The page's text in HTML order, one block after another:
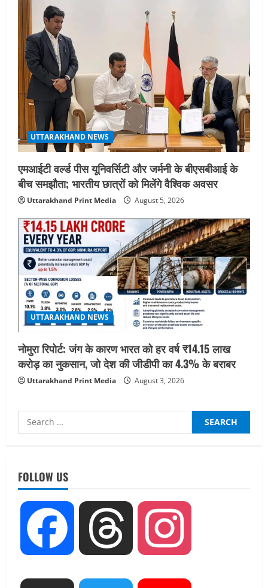
UTTARAKHAND NEWS
एमआईटी वर्ल्ड पीस यूनिवर्सिटी और जर्मनी के बीएसबीआई के
बीच समझौता; भारतीय छात्रों को मिलेंगे वैश्विक अवसर
Uttarakhand Print Media August 5, 2026
UTTARAKHAND NEWS
नोमुरा रिपोर्ट: जंग के कारण भारत को हर वर्ष ₹14.15 लाख
करोड़ का नुकसान, जो देश की जीडीपी का 4.3% के बराबर
Uttarakhand Print Media August 3, 2026
Search
for:
FOLLOW US
Facebook Threads
STATES NEWS
महाराज की राजस्थान के मुख्यमंत्री से
शिष्टाचार भेंट पर्यटन और सांस्कृतिक
August 4, 2026